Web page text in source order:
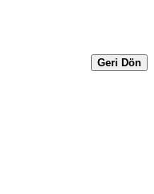
Geri Dön